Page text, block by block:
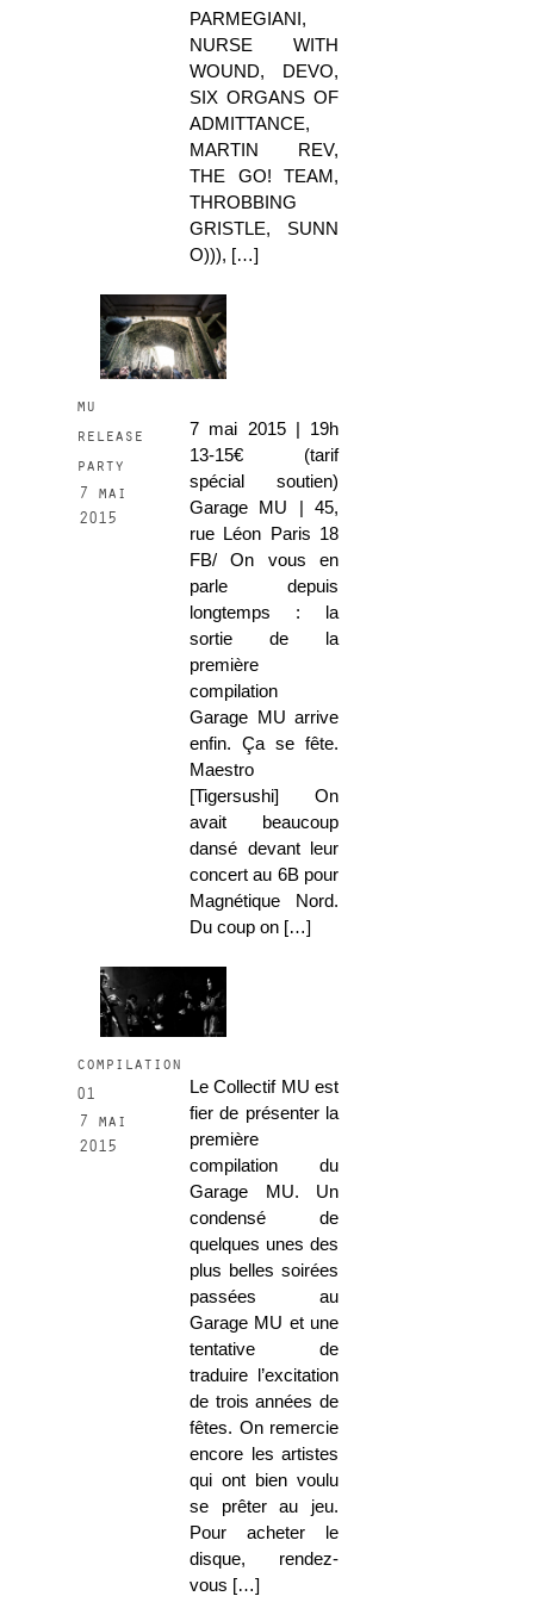
PARMEGIANI,
NURSE WITH
WOUND, DEVO,
SIX ORGANS OF
ADMITTANCE,
MARTIN REV,
THE GO! TEAM,
THROBBING
GRISTLE, SUNN
O))), […]
mu
release
party
7 mai
2015
7 mai 2015 | 19h
13-15€ (tarif
spécial soutien)
Garage MU | 45,
rue Léon Paris 18
FB/ On vous en
parle depuis
longtemps : la
sortie de la
première
compilation
Garage MU arrive
enfin. Ça se fête.
Maestro
[Tigersushi] On
avait beaucoup
dansé devant leur
concert au 6B pour
Magnétique Nord.
Du coup on […]
compilation
01
7 mai
2015
Le Collectif MU est
fier de présenter la
première
compilation du
Garage MU. Un
condensé de
quelques unes des
plus belles soirées
passées au
Garage MU et une
tentative de
traduire l’excitation
de trois années de
fêtes. On remercie
encore les artistes
qui ont bien voulu
se prêter au jeu.
Pour acheter le
disque, rendez-
vous […]